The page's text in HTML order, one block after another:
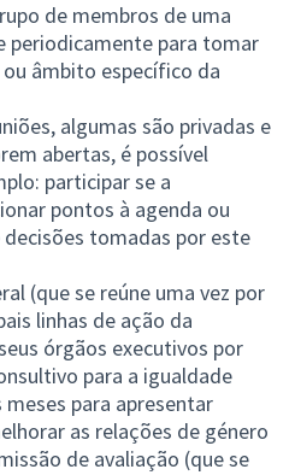
de membros de uma
periodicamente para tomar
âmbito específico da
algumas são privadas e
abertas, é possível
participar se a
pontos à agenda ou
tomadas por este
(que se reúne uma vez por
linhas de ação da
órgãos executivos por
para a igualdade
meses para apresentar
as relações de género
de avaliação (que se